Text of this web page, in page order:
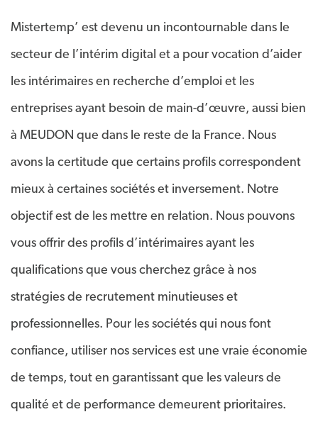
Mistertemp’ est devenu un incontournable dans le
secteur de l’intérim digital et a pour vocation d’aider
les intérimaires en recherche d’emploi et les
entreprises ayant besoin de main-d’œuvre, aussi bien
à MEUDON que dans le reste de la France. Nous
avons la certitude que certains profils correspondent
mieux à certaines sociétés et inversement. Notre
objectif est de les mettre en relation. Nous pouvons
vous offrir des profils d’intérimaires ayant les
qualifications que vous cherchez grâce à nos
stratégies de recrutement minutieuses et
professionnelles. Pour les sociétés qui nous font
confiance, utiliser nos services est une vraie économie
de temps, tout en garantissant que les valeurs de
qualité et de performance demeurent prioritaires.